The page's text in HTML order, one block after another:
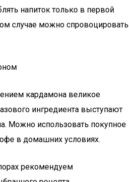
напиток только в первой
случае можно спровоцировать
кардамона великое
ингредиента выступают
Можно использовать покупное
в домашних условиях.
рекомендуем